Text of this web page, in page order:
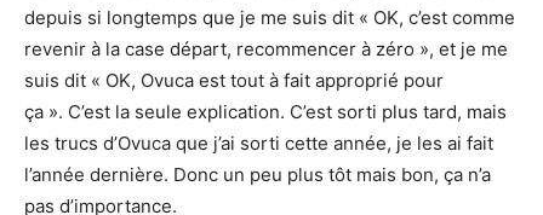
depuis si longtemps que je me suis dit « OK, c’est comme
revenir à la case départ, recommencer à zéro », et je me
suis dit « OK, Ovuca est tout à fait approprié pour
ça ». C’est la seule explication. C’est sorti plus tard, mais
les trucs d’Ovuca que j’ai sorti cette année, je les ai fait
l’année dernière. Donc un peu plus tôt mais bon, ça n’a
pas d’importance.